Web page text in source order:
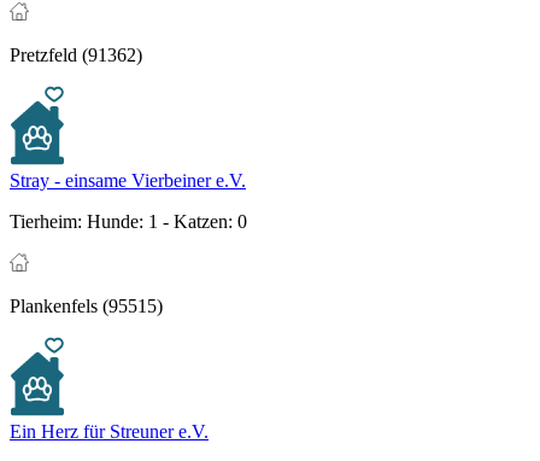
Pretzfeld (91362)
Stray - einsame Vierbeiner e.V.
Tierheim: Hunde: 1 - Katzen: 0
Plankenfels (95515)
Ein Herz für Streuner e.V.